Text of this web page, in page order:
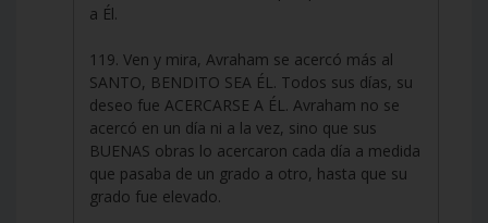
a Él.
119. Ven y mira, Avraham se acercó más al
SANTO, BENDITO SEA ÉL. Todos sus días, su
deseo fue ACERCARSE A ÉL. Avraham no se
acercó en un día ni a la vez, sino que sus
BUENAS obras lo acercaron cada día a medida
que pasaba de un grado a otro, hasta que su
grado fue elevado.